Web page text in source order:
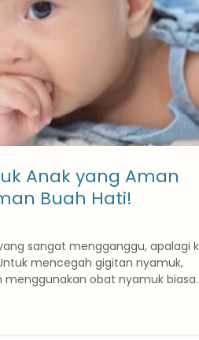
Anak yang Aman
Buah Hati!
sangat mengganggu, apalagi
mencegah gigitan nyamuk,
obat nyamuk